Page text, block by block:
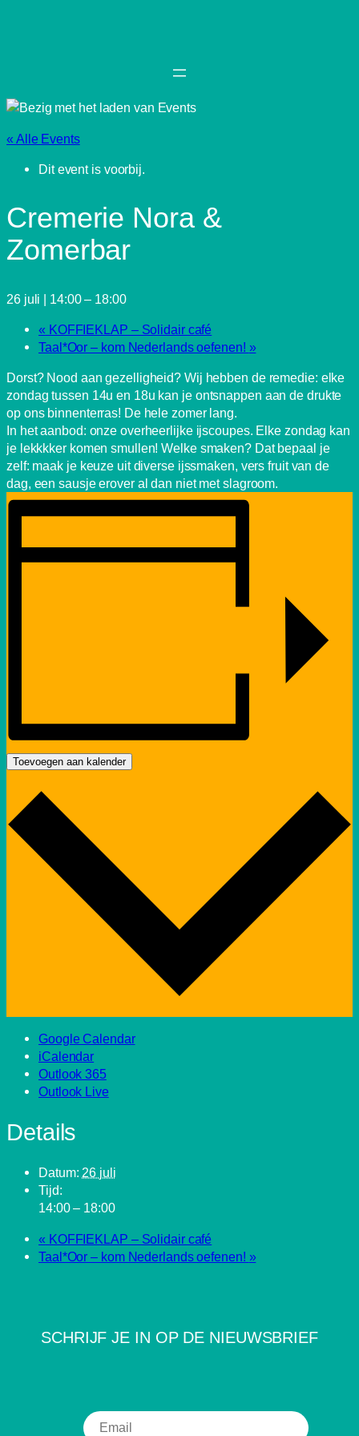
« Alle Events
Dit event is voorbij.
Cremerie Nora &
Zomerbar
26 juli | 14:00– 18:00
« KOFFIEKLAP – Solidair café
Taal*Oor – kom Nederlands oefenen! »
Dorst? Nood aan gezelligheid? Wij hebben de remedie: elke
zondag tussen 14u en 18u kan je ontsnappen aan de drukte
op ons binnenterras! De hele zomer lang.
In het aanbod: onze overheerlijke ijscoupes. Elke zondag kan
je lekkkker komen smullen! Welke smaken? Dat bepaal je
zelf: maak je keuze uit diverse ijssmaken, vers fruit van de
dag, een sausje erover al dan niet met slagroom.
Toevoegen aan kalender
Google Calendar
iCalendar
Outlook 365
Outlook Live
Details
Datum: 26 juli
Tijd:
14:00 – 18:00
« KOFFIEKLAP – Solidair café
Taal*Oor – kom Nederlands oefenen! »
SCHRIJF JE IN OP DE NIEUWSBRIEF